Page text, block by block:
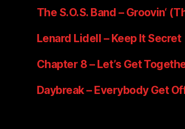
The S.O.S. Band – Groovin‘
Lenard Lidell – Keep It Secret
Chapter 8 – Let’s Get
Daybreak – Everybody Get